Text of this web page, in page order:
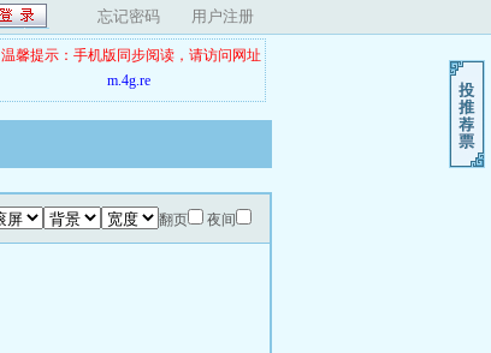
忘记密码 用户注册
温馨提示：手机版同步阅读，请访问网址
m.4g.re
翻页 夜间